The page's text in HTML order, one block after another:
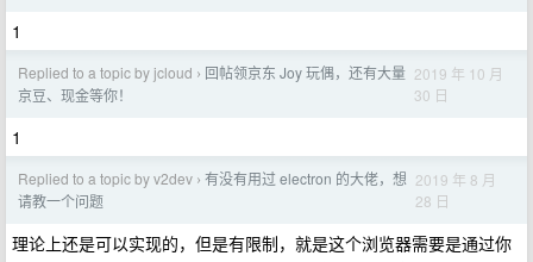
1
Replied to a topic by jcloud › 回帖领京东 Joy 玩偶，还有大量
京豆、现金等你！
2019 年 10 月
30 日
1
Replied to a topic by v2dev › 有没有用过 electron 的大佬，想
请教一个问题
2019 年 8 月
28 日
理论上还是可以实现的，但是有限制，就是这个浏览器需要是通过你